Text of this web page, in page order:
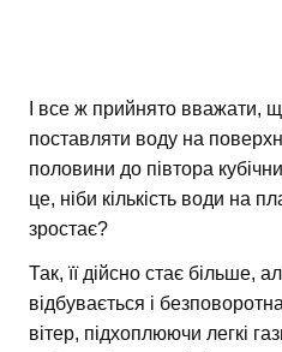
І все ж прийнято вважати,
поставляти воду на
половини до півтора
це, ніби кількість води на
зростає?
Так, її дійсно стає більше,
відбувається і
вітер, підхоплюючи легкі